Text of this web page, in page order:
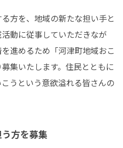
方を、地域の新たな担い手と
動に従事していただきなが
進めるため「河津町地域おこ
集いたします。住民とともに
うという意欲溢れる皆さんの
方を募集